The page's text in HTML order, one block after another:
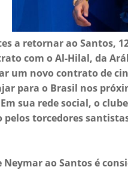
a retornar ao Santos,
com o Al-Hilal, da
um novo contrato de
para o Brasil nos
sua rede social, o
torcedores
Neymar ao Santos é